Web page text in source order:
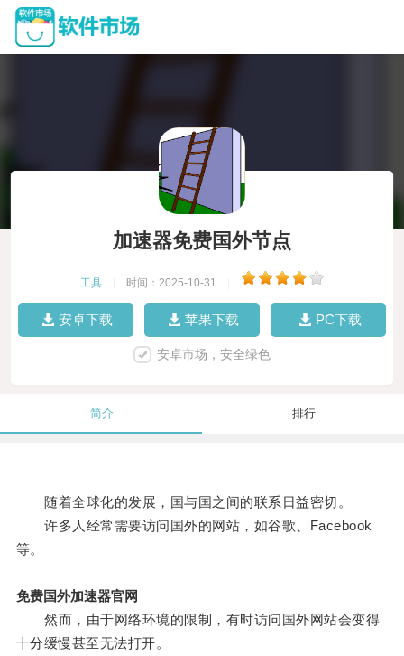
加速器免费国外节点
工具 时间：2025-10-31
安卓下载 苹果下载 PC下载
安卓市场，安全绿色
简介 排行
随着全球化的发展，国与国之间的联系日益密切。
许多人经常需要访问国外的网站，如谷歌、Facebook
等。
免费国外加速器官网
然而，由于网络环境的限制，有时访问国外网站会变得
十分缓慢甚至无法打开。